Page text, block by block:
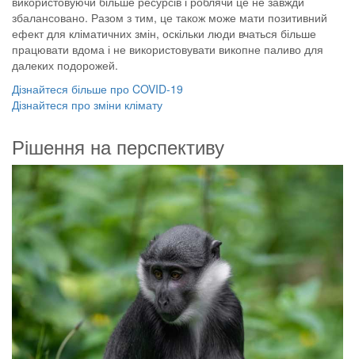
збалансовано. Разом з тим, це також може мати позитивний
ефект для кліматичних змін, оскільки люди вчаться більше
працювати вдома і не використовувати викопне паливо для
далеких подорожей.
Дізнайтеся більше про COVID-19
Дізнайтеся про зміни клімату
Рішення на перспективу